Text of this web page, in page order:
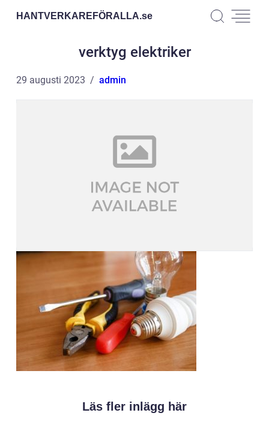
HANTVERKAREFÖRALLA.se
verktyg elektriker
29 augusti 2023 admin
Läs fler inlägg här